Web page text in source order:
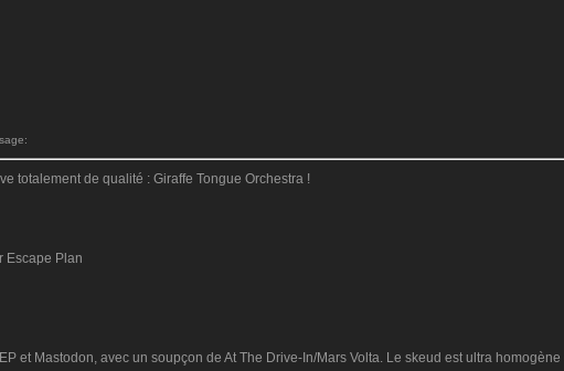
totalement de qualité : Giraffe Tongue Orchestra !
Escape Plan
et Mastodon, avec un soupçon de At The Drive-In/Mars Volta. Le skeud est ultra